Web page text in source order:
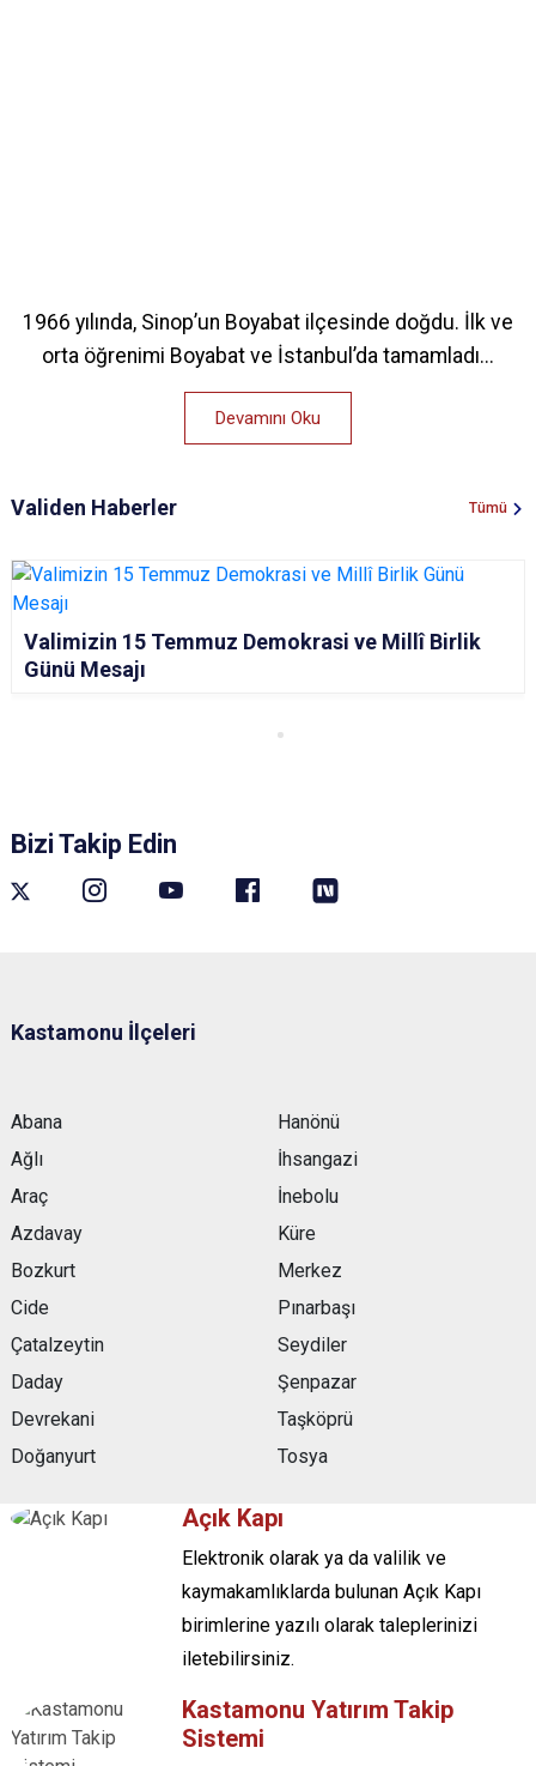
1966 yılında, Sinop’un Boyabat ilçesinde doğdu. İlk ve
orta öğrenimi Boyabat ve İstanbul’da tamamladı...
Devamını Oku
Validen Haberler Tümü
Valimizin 15 Temmuz Demokrasi ve Millî Birlik
Günü Mesajı
Bizi Takip Edin
Kastamonu İlçeleri
Abana
Ağlı
Araç
Azdavay
Bozkurt
Cide
Çatalzeytin
Daday
Devrekani
Doğanyurt
Hanönü
İhsangazi
İnebolu
Küre
Merkez
Pınarbaşı
Seydiler
Şenpazar
Taşköprü
Tosya
Açık Kapı
Elektronik olarak ya da valilik ve
kaymakamlıklarda bulunan Açık Kapı
birimlerine yazılı olarak taleplerinizi
iletebilirsiniz.
Kastamonu Yatırım Takip
Sistemi